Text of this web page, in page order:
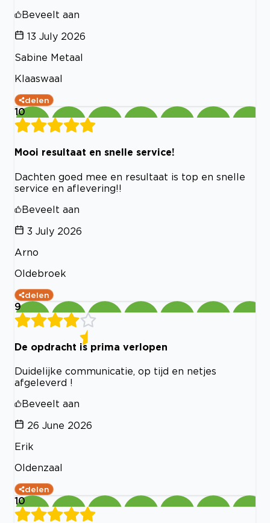
Beveelt aan
13 July 2026
Sabine Metaal
Klaaswaal
delen
10
Mooi resultaat en snelle service!
Dachten goed mee en resultaat is top en snelle
service en aflevering!!
Beveelt aan
3 July 2026
Arno
Oldebroek
delen
9
De opdracht is prima verlopen
Duidelijke communicatie, op tijd en netjes
afgeleverd !
Beveelt aan
26 June 2026
Erik
Oldenzaal
delen
10